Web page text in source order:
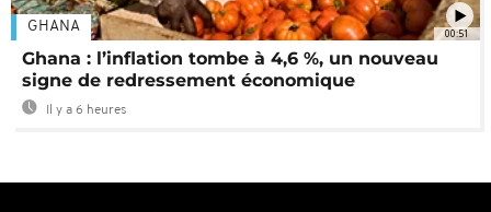
00:51
GHANA
Ghana : l’inflation tombe à 4,6 %, un nouveau
signe de redressement économique
Il y a 6 heures